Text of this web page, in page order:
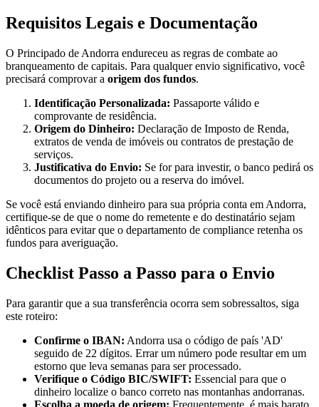
Requisitos Legais e Documentação
O Principado de Andorra endureceu as regras de combate ao
branqueamento de capitais. Para qualquer envio significativo, você
precisará comprovar a origem dos fundos.
Identificação Personalizada: Passaporte válido e
comprovante de residência.
Origem do Dinheiro: Declaração de Imposto de Renda,
extratos de venda de imóveis ou contratos de prestação de
serviços.
Justificativa do Envio: Se for para investir, o banco pedirá os
documentos do projeto ou a reserva do imóvel.
Se você está enviando dinheiro para sua própria conta em Andorra,
certifique-se de que o nome do remetente e do destinatário sejam
idênticos para evitar que o departamento de compliance retenha os
fundos para averiguação.
Checklist Passo a Passo para o Envio
Para garantir que a sua transferência ocorra sem sobressaltos, siga
este roteiro:
Confirme o IBAN: Andorra usa o código de país 'AD'
seguido de 22 dígitos. Errar um número pode resultar em um
estorno que leva semanas para ser processado.
Verifique o Código BIC/SWIFT: Essencial para que o
dinheiro localize o banco correto nas montanhas andorranas.